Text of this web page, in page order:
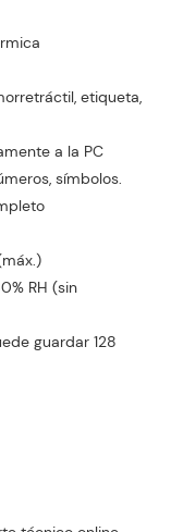
etiqueta,
a la PC
símbolos.
RH (sin
guardar 128